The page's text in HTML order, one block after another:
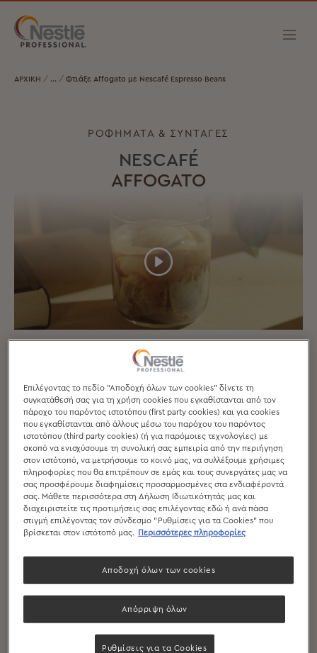
ΑΡΧΙΚΗ Φτιάξε Affogato με Nescafé Espresso Beans
ΡΟΦΗΜΑΤΑ & ΣΥΝΤΑΓΕΣ
NESCAFÉ
AFFOGATO
Αφαιρώ το κλείστρο από την μηχανή και αφήνω λίγο ζεστό νερό
να τρέξει.
ΒΉΜΑ 2
Χτυπώντας απαλά το κλείστρο στον ειδικό κάδο, αδειάζω το
μπισκότο του καφέ και καθαρίζω με μια καθαρή πετσέτα.
Τοποθετώ το κλείστρο στη ζυγαριά και παίρνω απόβαρο. Αλέθω
Επιλέγοντας το πεδίο "Αποδοχή όλων των cookies" δίνετε τη
συγκατάθεσή σας για τη χρήση cookies που εγκαθίστανται από τον
πάροχο του παρόντος ιστοτόπου (first party cookies) και για cookies
που εγκαθίστανται από άλλους μέσω του παρόχου του παρόντος
ιστοτόπου (third party cookies) (ή για παρόμοιες τεχνολογίες) με
σκοπό να ενισχύσουμε τη συνολική σας εμπειρία από την περιήγηση
στον ιστότοπό, να μετρήσουμε το κοινό μας, να συλλέξουμε χρήσιμες
πληροφορίες που θα επιτρέπουν σε εμάς και τους συνεργάτες μας να
σας προσφέρουμε διαφημίσεις προσαρμοσμένες στα ενδιαφέροντά
σας. Μάθετε περισσότερα στη Δήλωση Ιδιωτικότητάς μας και
διαχειριστείτε τις προτιμήσεις σας επιλέγοντας εδώ ή ανά πάσα
στιγμή επιλέγοντας τον σύνδεσμο "Ρυθμίσεις για τα Cookies" που
βρίσκεται στον ιστότοπό μας.
Περισσότερες πληροφορίες
Απόρριψη όλων
Αποδοχή όλων των cookies
Ρυθμίσεις για τα Cookies